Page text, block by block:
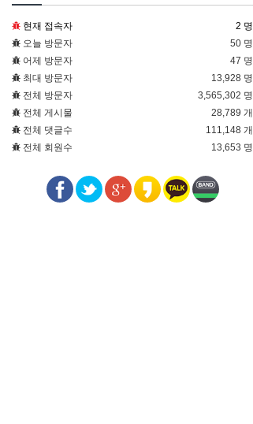
현재 접속자
2 명
오늘 방문자
50 명
어제 방문자
47 명
최대 방문자
13,928 명
전체 방문자
3,565,302 명
전체 게시물
28,789 개
전체 댓글수
111,148 개
전체 회원수
13,653 명